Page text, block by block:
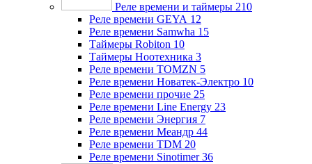
Реле времени и таймеры 210
Реле времени GEYA 12
Реле времени Samwha 15
Таймеры Robiton 10
Таймеры Ноотехника 3
Реле времени TOMZN 5
Реле времени Новатек-Электро 10
Реле времени прочие 25
Реле времени Line Energy 23
Реле времени Энергия 7
Реле времени Меандр 44
Реле времени TDM 20
Реле времени Sinotimer 36